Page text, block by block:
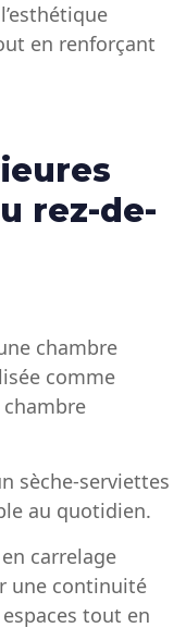
en renforçant
rez-de-
chambre
comme
sèche-serviettes
au quotidien.
carrelage
une continuité
tout en